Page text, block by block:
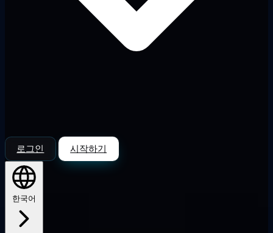
로그인 시작하기
한국어